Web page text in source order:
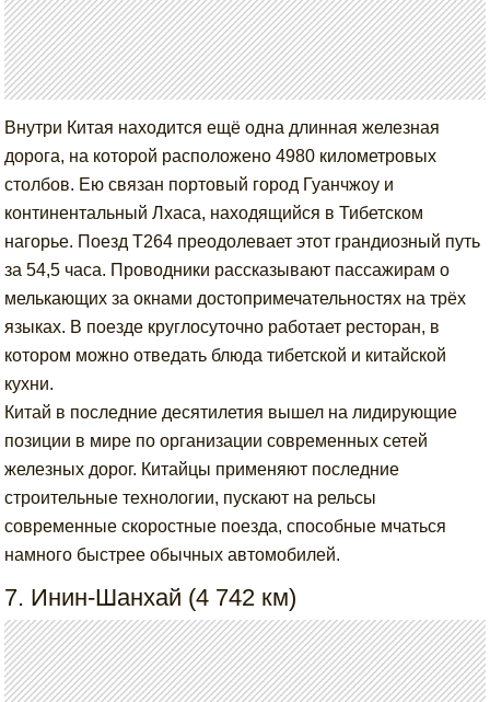
Внутри Китая находится ещё одна длинная железная
дорога, на которой расположено 4980 километровых
столбов. Ею связан портовый город Гуанчжоу и
континентальный Лхаса, находящийся в Тибетском
нагорье. Поезд Т264 преодолевает этот грандиозный путь
за 54,5 часа. Проводники рассказывают пассажирам о
мелькающих за окнами достопримечательностях на трёх
языках. В поезде круглосуточно работает ресторан, в
котором можно отведать блюда тибетской и китайской
кухни.
Китай в последние десятилетия вышел на лидирующие
позиции в мире по организации современных сетей
железных дорог. Китайцы применяют последние
строительные технологии, пускают на рельсы
современные скоростные поезда, способные мчаться
намного быстрее обычных автомобилей.
7. Инин-Шанхай (4 742 км)